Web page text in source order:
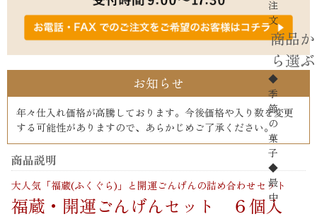
注
文
商品か
ら選ぶ
◆
季
節
の
菓
子
◆
最
中
お知らせ
年々仕入れ価格が高騰しております。今後価格や入り数を変更
する可能性がありますので、あらかじめご了承ください。
商品説明
大人気「福蔵(ふくぐら)」と開運ごんげんの詰め合わせセット
福蔵・開運ごんげんセット ６個入